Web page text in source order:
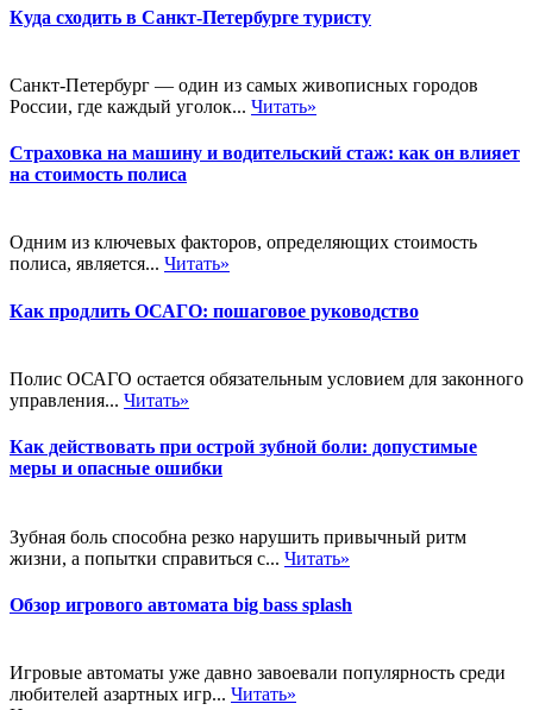
Куда сходить в Санкт-Петербурге туристу
Санкт-Петербург — один из самых живописных городов
России, где каждый уголок... Читать»
Страховка на машину и водительский стаж: как он влияет
на стоимость полиса
Одним из ключевых факторов, определяющих стоимость
полиса, является... Читать»
Как продлить ОСАГО: пошаговое руководство
Полис ОСАГО остается обязательным условием для законного
управления... Читать»
Как действовать при острой зубной боли: допустимые
меры и опасные ошибки
Зубная боль способна резко нарушить привычный ритм
жизни, а попытки справиться с... Читать»
Обзор игрового автомата big bass splash
Игровые автоматы уже давно завоевали популярность среди
любителей азартных игр... Читать»